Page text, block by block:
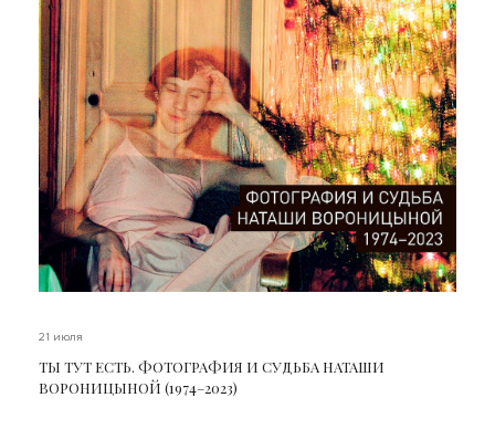
21 июля
ТЫ ТУТ ЕСТЬ. ФОТОГРАФИЯ И СУДЬБА НАТАШИ
ВОРОНИЦЫНОЙ (1974–2023)